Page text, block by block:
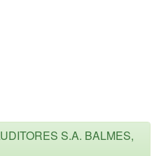
S.A. BALMES,